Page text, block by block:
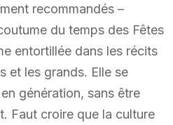
recommandés –
du temps des Fêtes
entortillée dans les récits
et les grands. Elle se
génération, sans être
Faut croire que la culture